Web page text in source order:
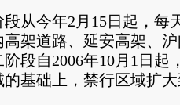
今年2月15日起，每
高架道路、延安高架、
段自2006年10月1日起
的基础上，禁行区域扩